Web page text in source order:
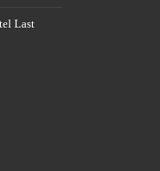
Last